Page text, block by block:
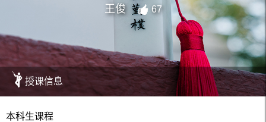
王俊 67
授课信息
本科生课程